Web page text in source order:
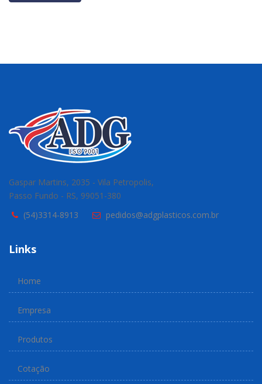
Gaspar Martins, 2035 - Vila Petropolis,
Passo Fundo - RS, 99051-380
(54)3314-8913
pedidos@adgplasticos.com.br
Links
Home
Empresa
Produtos
Cotação